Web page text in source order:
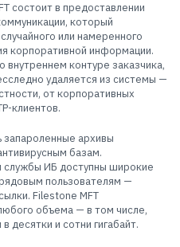
состоит в предоставлении
который
или намеренного
корпоративной информации.
контуре заказчика,
удаляется из системы —
от корпоративных
клиентов.
запароленные архивы
базам.
службы ИБ доступны широкие
пользователям —
Filestone MFT
объема — в том числе,
и сотни гигабайт.